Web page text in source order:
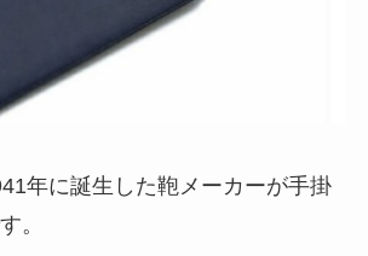
年に誕生した鞄メーカーが手掛
。